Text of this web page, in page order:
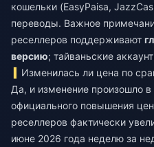
кошельки (EasyPaisa,
переводы. Важное
реселлеров поддерживают
версию; тайваньские
Изменилась ли цена по
Да, и изменение произошло
официального повышения
реселлеров фактически
июне 2026 года неделю за